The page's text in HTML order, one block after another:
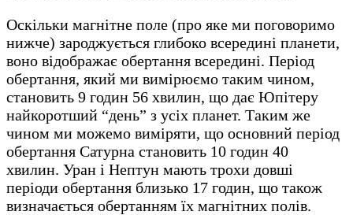
Оскільки магнітне поле (про яке ми поговоримо
нижче) зароджується глибоко всередині планети,
воно відображає обертання всередині. Період
обертання, який ми вимірюємо таким чином,
становить 9 годин 56 хвилин, що дає Юпітеру
найкоротший “день” з усіх планет. Таким же
чином ми можемо виміряти, що основний період
обертання Сатурна становить 10 годин 40
хвилин. Уран і Нептун мають трохи довші
періоди обертання близько 17 годин, що також
визначається обертанням їх магнітних полів.